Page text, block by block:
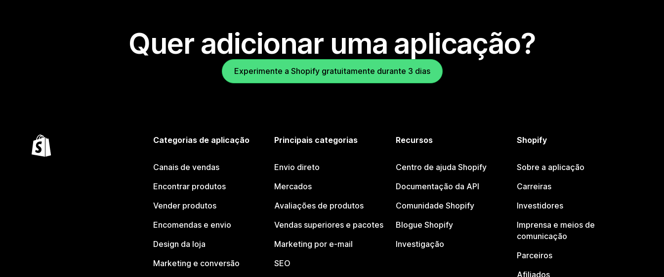
Quer adicionar uma aplicação?
Experimente a Shopify gratuitamente durante 3 dias
Categorias de aplicação
Canais de vendas
Encontrar produtos
Vender produtos
Encomendas e envio
Design da loja
Marketing e conversão
Principais categorias
Envio direto
Mercados
Avaliações de produtos
Vendas superiores e pacotes
Marketing por e-mail
SEO
Recursos
Centro de ajuda Shopify
Documentação da API
Comunidade Shopify
Blogue Shopify
Investigação
Shopify
Sobre a aplicação
Carreiras
Investidores
Imprensa e meios de
comunicação
Parceiros
Afiliados